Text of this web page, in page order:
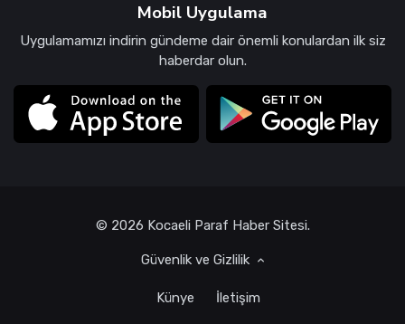
Mobil Uygulama
Uygulamamızı indirin gündeme dair önemli konulardan ilk siz
haberdar olun.
© 2026 Kocaeli Paraf Haber Sitesi.
Güvenlik ve Gizlilik
Künye İletişim